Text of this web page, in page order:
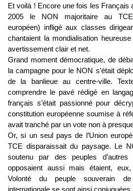
Et voilà ! Encore une fois les Français
2005 le NON majoritaire au TCE
européen) infligé aux classes
chantaient la mondialisation
avertissement clair et net.
Grand moment démocratique, de
la campagne pour le NON s’était
de la banlieue au centre-ville.
comprendre le pavé rédigé en
français s’était passionné pour
constitution européenne soumise à
avait tranché par un vote non à
Or, si un seul pays de l’Union
TCE disparaissait du paysage. Le
soutenu par des peuples
opposaient aussi mais étaient,
Volonté du peuple souverain